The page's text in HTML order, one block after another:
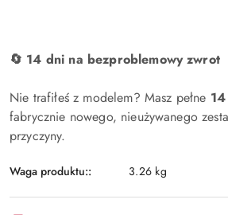
🔄 14 dni na bezproblemowy zwrot
Nie trafiłeś z modelem? Masz pełne
fabrycznie nowego, nieużywanego
przyczyny.
Waga produktu:: 3.26 kg